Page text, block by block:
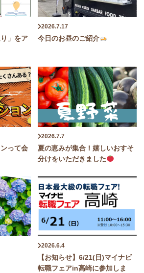
」をア
2026.7.17
今日のお昼のご紹介
って会
2026.7.7
夏の恵みが集合！嬉しいおすそ
分けをいただきました
2026.6.4
【お知らせ】6/21(日)マイナビ
転職フェアin高崎に参加しま